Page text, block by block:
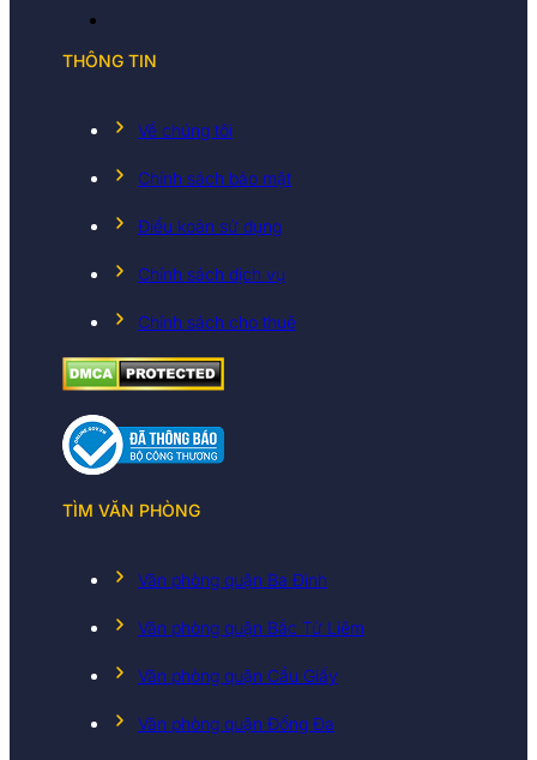
THÔNG TIN
Về chúng tôi
Chính sách bảo mật
Điều koản sử dụng
Chính sách dịch vụ
Chính sách cho thuê
TÌM VĂN PHÒNG
Văn phòng quận Ba Đình
Văn phòng quận Bắc Từ Liêm
Văn phòng quận Cầu Giấy
Văn phòng quận Đống Đa